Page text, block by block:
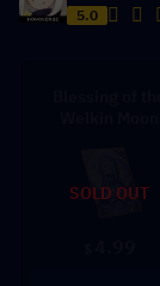
5.0
SOLD OUT